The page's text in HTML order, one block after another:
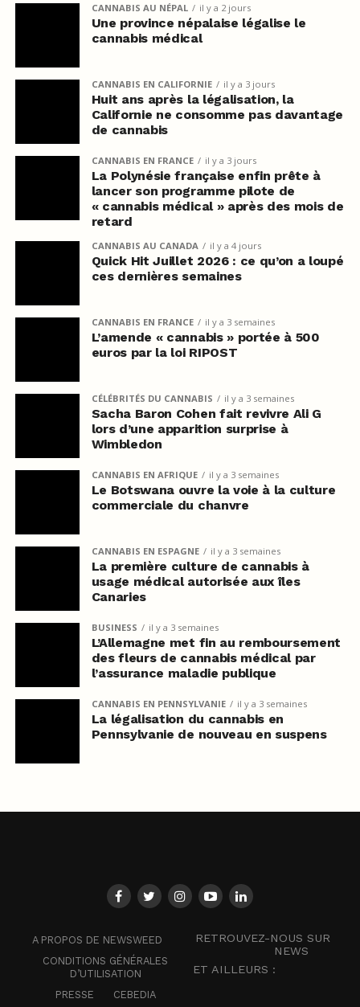
CANNABIS AU NÉPAL il y a 2 jours
Une province népalaise légalise le
cannabis médical
CANNABIS EN CALIFORNIE il y a 3 jours
Huit ans après la légalisation, la
Californie ne consomme pas davantage
de cannabis
CANNABIS EN FRANCE il y a 3 jours
La Polynésie française enfin prête à
lancer son programme pilote de
« cannabis médical » après des mois de
retard
CANNABIS AU CANADA il y a 4 jours
Quick Hit Juillet 2026 : ce qu’on a loupé
ces dernières semaines
CANNABIS EN FRANCE il y a 3 semaines
L’amende « cannabis » portée à 500
euros par la loi RIPOST
CÉLÉBRITÉS DU CANNABIS il y a 3 semaines
Sacha Baron Cohen fait revivre Ali G
lors d’une apparition surprise à
Wimbledon
CANNABIS EN AFRIQUE il y a 3 semaines
Le Botswana ouvre la voie à la culture
commerciale du chanvre
CANNABIS EN ESPAGNE il y a 3 semaines
La première culture de cannabis à
usage médical autorisée aux îles
Canaries
BUSINESS il y a 3 semaines
L’Allemagne met fin au remboursement
des fleurs de cannabis médical par
l’assurance maladie publique
CANNABIS EN PENNSYLVANIE il y a 3 semaines
La légalisation du cannabis en
Pennsylvanie de nouveau en suspens
A PROPOS DE NEWSWEED
CONDITIONS GÉNÉRALES
D’UTILISATION
PRESSE
CEBEDIA
RETROUVEZ-NOUS SUR
NEWS
ET AILLEURS :